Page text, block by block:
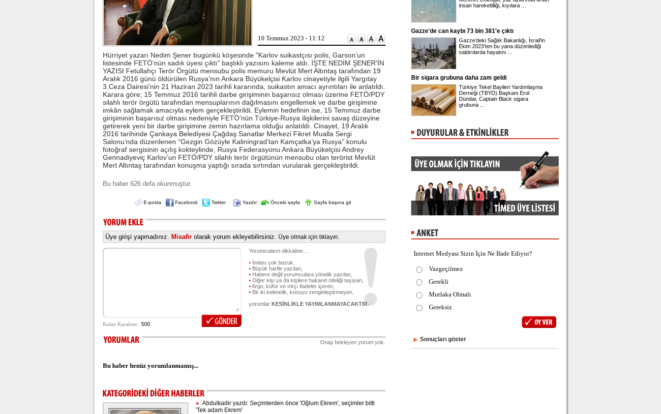
10 Temmuz 2023 - 11:12
Hürriyet yazarı Nedim Şener bugünkü köşesinde "Karlov suikastçısı polis, Garson’un
listesinde FETÖ’nün sadık üyesi çıktı" başlıklı yazısını kaleme aldı. İŞTE NEDİM ŞENER'İN
YAZISI Fetullahçı Terör Örgütü mensubu polis memuru Mevlüt Mert Altıntaş tarafından 19
Aralık 2016 günü öldürülen Rusya’nın Ankara Büyükelçisi Karlov cinayetiyle ilgili Yargıtay
3.Ceza Dairesi’nin 21 Haziran 2023 tarihli kararında, suikastın amacı ayrıntıları ile anlatıldı.
Karara göre; 15 Temmuz 2016 tarihli darbe girişiminin başarısız olması üzerine FETÖ/PDY
silahlı terör örgütü tarafından mensuplarının dağılmasını engellemek ve darbe girişimine
imkân sağlamak amacıyla eylem gerçekleştirildi. Eylemin hedefinin ise, 15 Temmuz darbe
girişiminin başarısız olması nedeniyle FETÖ’nün Türkiye-Rusya ilişkilerini savaş düzeyine
getirerek yeni bir darbe girişimine zemin hazırlama olduğu anlatıldı. Cinayet, 19 Aralık
2016 tarihinde Çankaya Belediyesi Çağdaş Sanatlar Merkezi Fikret Mualla Sergi
Salonu’nda düzenlenen “Gezgin Gözüyle Kaliningrad’tan Kamçatka’ya Rusya” konulu
fotoğraf sergisinin açılış kokteylinde, Rusya Federasyonu Ankara Büyükelçisi Andrey
Gennadiyeviç Karlov’un FETÖ/PDY silahlı terör örgütünün mensubu olan terörist Mevlüt
Mert Altıntaş tarafından konuşma yaptığı sırada sırtından vurularak gerçekleştirildi.
Bu haber 626 defa okunmuştur.
E-posta Facebook Twitter Yazdır Önceki sayfa Sayfa başına git
Üye girişi yapmadınız. Misafir olarak yorum ekleyebilirsiniz. Üye olmak için tıklayın.
Yorumcuların dikkatine…
• İmlası çok bozuk,
• Büyük harfle yazılan,
• Habere değil yorumculara yönelik yazılan,
• Diğer kişi ya da kişilere hakaret niteliği taşıyan,
•Argo, küfür ve ırkçı ifadeler içeren,
• Bir iki kelimelik, konuyu zenginleştirmeyen,
yorumlar KESİNLİKLE YAYIMLANMAYACAKTIR.
Onay bekleyen yorum yok.
Bu haber henüz yorumlanmamış...
» Abdulkadir yazdı: Seçimlerden önce 'Oğlum Ekrem', seçimler bitti
'Tek adam Ekrem'
Beşiktaş Kulübü, futbolculardan
Wilfred Ndidi'nin ayak bileğinde
ligaman yaralanması tespit edildiğini
duyurdu.
Kılıçdaroğlu'ndan esnafa ziyaret
CHP Genel Başkanı Kemal
Kılıçdaroğlu, Ankara Ulus'ta esnaf
ziyareti yaptı. Kılıçdaroğlu'na parti
yöneticileri eşlik etti.
insan hareketliliği, kıyılara ...
Gazze'de can kaybı 73 bin 381'e çıktı
Gazze’deki Sağlık Bakanlığı, İsrail’in
Ekim 2023’ten bu yana düzenlediği
saldırılarda hayatını ...
Bir sigara grubuna daha zam geldi
Türkiye Tekel Bayileri Yardımlaşma
Derneği (TBYD) Başkanı Erol
Dündar, Captain Black sigara
grubuna ...
İnternet Medyası Sizin İçin Ne İfade Ediyor?
Vazgeçilmez
Gerekli
Mutlaka Olmalı
Gereksiz
Sonuçları göster